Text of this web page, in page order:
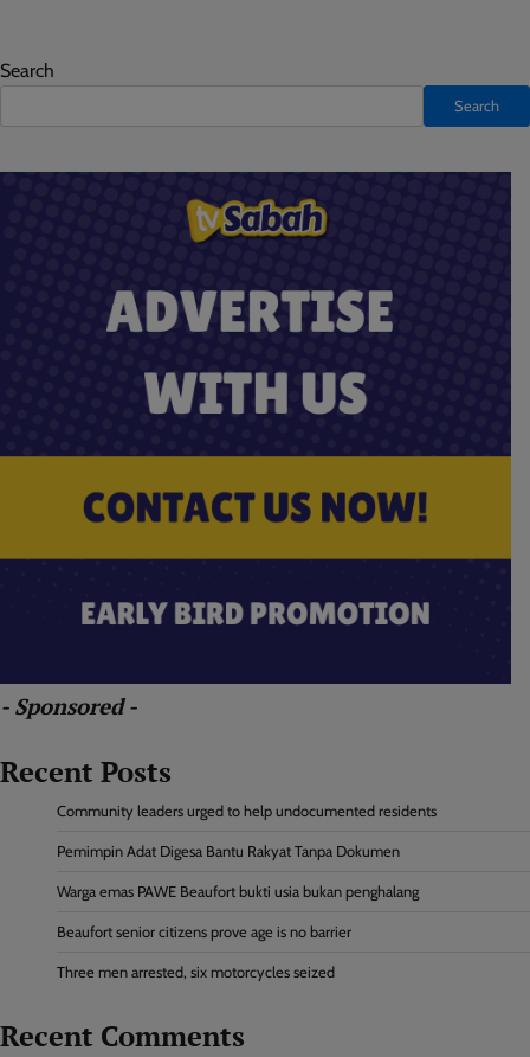
Search
Search
- Sponsored -
Recent Posts
Community leaders urged to help undocumented residents
Pemimpin Adat Digesa Bantu Rakyat Tanpa Dokumen
Warga emas PAWE Beaufort bukti usia bukan penghalang
Beaufort senior citizens prove age is no barrier
Three men arrested, six motorcycles seized
Recent Comments